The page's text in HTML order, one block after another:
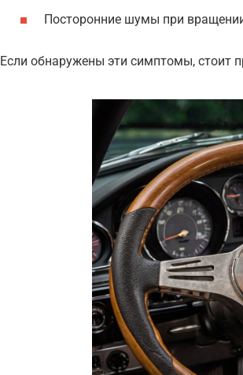
Посторонние шумы при
Если обнаружены эти симптомы, стоит